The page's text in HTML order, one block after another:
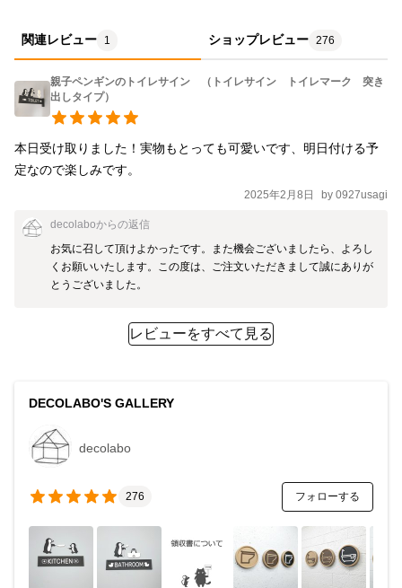
関連レビュー 1 ショップレビュー 276
親子ペンギンのトイレサイン （トイレサイン トイレマーク 突き
出しタイプ）
本日受け取りました！実物もとっても可愛いです、明日付ける予
定なので楽しみです。
2025年2月8日 by 0927usagi
decolaboからの返信
お気に召して頂けよかったです。また機会ございましたら、よろし
くお願いいたします。この度は、ご注文いただきまして誠にありが
とうございました。
レビューをすべて見る
DECOLABO'S GALLERY
decolabo
276 フォローする